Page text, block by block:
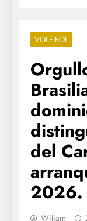
VOLEIBOL
del
2026.
Wiliam